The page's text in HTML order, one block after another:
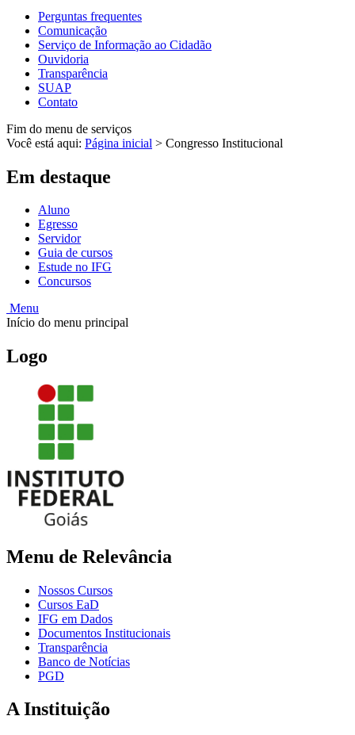
Perguntas frequentes
Comunicação
Serviço de Informação ao Cidadão
Ouvidoria
Transparência
SUAP
Contato
Fim do menu de serviços
Você está aqui: Página inicial > Congresso Institucional
Em destaque
Aluno
Egresso
Servidor
Guia de cursos
Estude no IFG
Concursos
Menu
Início do menu principal
Logo
Menu de Relevância
Nossos Cursos
Cursos EaD
IFG em Dados
Documentos Institucionais
Transparência
Banco de Notícias
PGD
A Instituição